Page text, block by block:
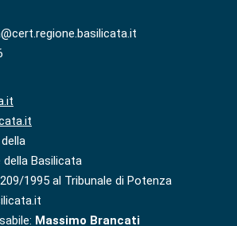
della Basilicata
1995 al Tribunale di Potenza
Massimo Brancati